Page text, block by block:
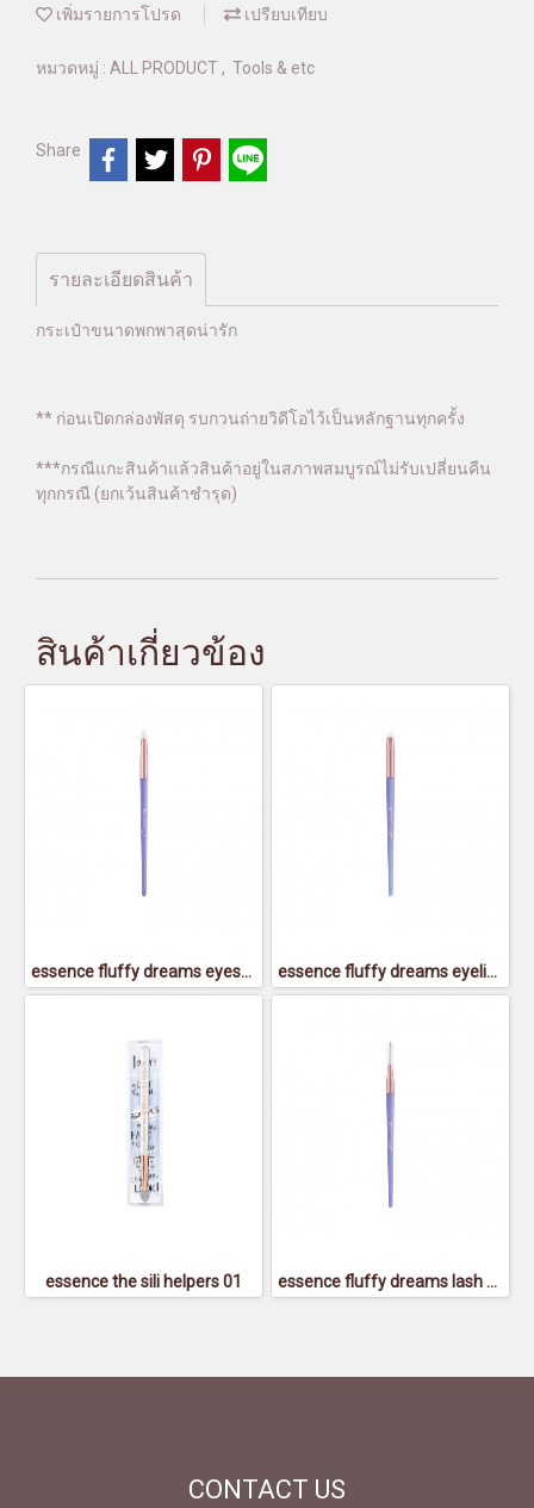
เพิ่มรายการโปรด เปรียบเทียบ
หมวดหมู่ : ALL PRODUCT , Tools & etc
Share
รายละเอียดสินค้า
กระเป๋าขนาดพกพาสุดน่ารัก
** ก่อนเปิดกล่องพัสดุ รบกวนถ่ายวิดีโอไว้เป็นหลักฐานทุกครั้ง
***กรณีแกะสินค้าแล้วสินค้าอยู่ในสภาพสมบูรณ์ไม่รับเปลี่ยนคืน
ทุกกรณี (ยกเว้นสินค้าชำรุด)
สินค้าเกี่ยวข้อง
essence fluffy dreams eyeshadow smudger brush - เอสเซนส์ ฟลัฟฟี่ย์ ดรีมส์ อายแชโดว์ สมัดเจอร์ บรัช essence fluffy dreams eyeliner brush - เอสเซนส์ ฟลัฟฟี่ย์ ดรีมส์ อายไลเนอร์ บรัช
essence the sili helpers 01 essence fluffy dreams lash & brow spoolie - เอสเซนส์ ฟลัฟฟี่ย์ ดรีมส์ แลช แอนด์ โบรว์ สพูล
CONTACT US